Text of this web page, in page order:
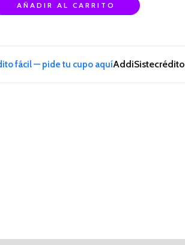
AÑADIR AL CARRITO
fácil — pide tu cupo aquíAddiSistecrédito